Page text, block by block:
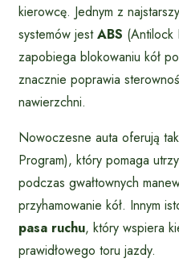
kierowcę. Jednym z
systemów jestABS (Antilock
zapobiega blokowaniu kół
znacznie poprawia
nawierzchni.
Nowoczesne auta oferują
Program), który pomaga
podczas gwałtownych
przyhamowanie kół. Innym
pasa ruchu, który wspiera
prawidłowego toru jazdy.